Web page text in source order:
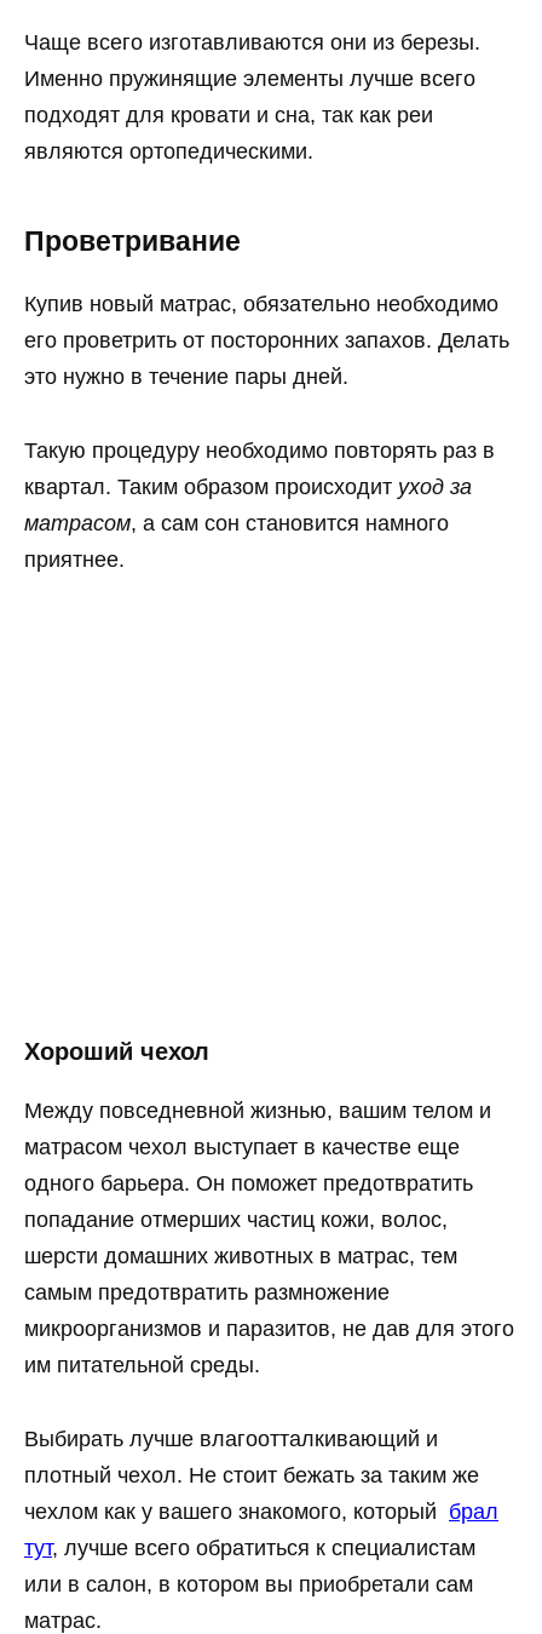
Чаще всего изготавливаются они из березы.
Именно пружинящие элементы лучше всего
подходят для кровати и сна, так как реи
являются ортопедическими.
Проветривание
Купив новый матрас, обязательно необходимо
его проветрить от посторонних запахов. Делать
это нужно в течение пары дней.
Такую процедуру необходимо повторять раз в
квартал. Таким образом происходит уход за
матрасом, а сам сон становится намного
приятнее.
Хороший чехол
Между повседневной жизнью, вашим телом и
матрасом чехол выступает в качестве еще
одного барьера. Он поможет предотвратить
попадание отмерших частиц кожи, волос,
шерсти домашних животных в матрас, тем
самым предотвратить размножение
микроорганизмов и паразитов, не дав для этого
им питательной среды.
Выбирать лучше влагоотталкивающий и
плотный чехол. Не стоит бежать за таким же
чехлом как у вашего знакомого, который брал
тут, лучше всего обратиться к специалистам
или в салон, в котором вы приобретали сам
матрас.